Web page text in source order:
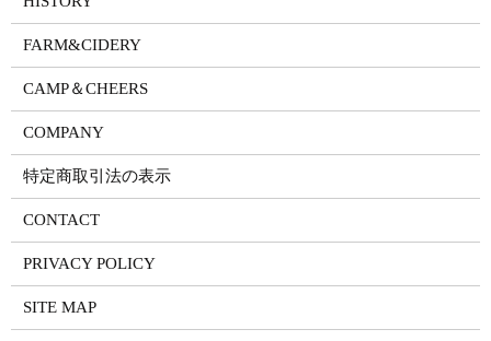
FARM&CIDERY
CAMP＆CHEERS
COMPANY
特定商取引法の表示
CONTACT
PRIVACY POLICY
SITE MAP